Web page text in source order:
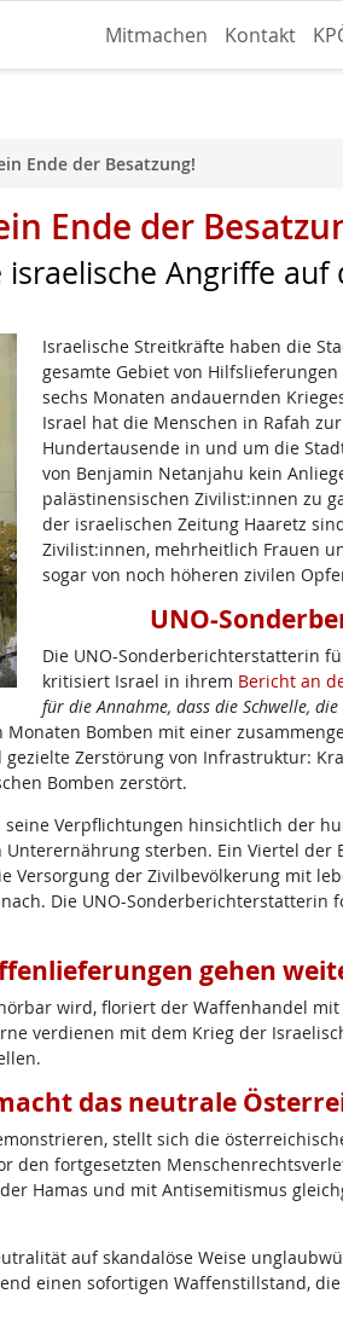
Mitmachen Kontakt
Ende der Besatzung!
Ende der
Angriffe auf
Israelische Streitkräfte haben die
gesamte Gebiet von
sechs Monaten andauernden
Israel hat die Menschen in Rafah
Hundertausende in und um die
von Benjamin Netanjahu kein
palästinensischen Zivilist:innen zu
der israelischen Zeitung Haaretz
Zivilist:innen, mehrheitlich Frauen
sogar von noch höheren zivilen
UNO-
Die UNO-Sonderberichterstatterin
kritisiert Israel in ihrem Bericht an
für die Annahme, dass die Schwelle,
Bomben mit einer
Zerstörung von Infrastruktur:
Bomben zerstört.
Verpflichtungen hinsichtlich der
sterben. Ein Viertel der
der Zivilbevölkerung mit
Die UNO-
gehen
wird, floriert der Waffenhandel
verdienen mit dem Krieg der
das neutrale
stellt sich die
den fortgesetzten
Hamas und mit Antisemitismus
auf skandalöse Weise
einen sofortigen Waffenstillstand,